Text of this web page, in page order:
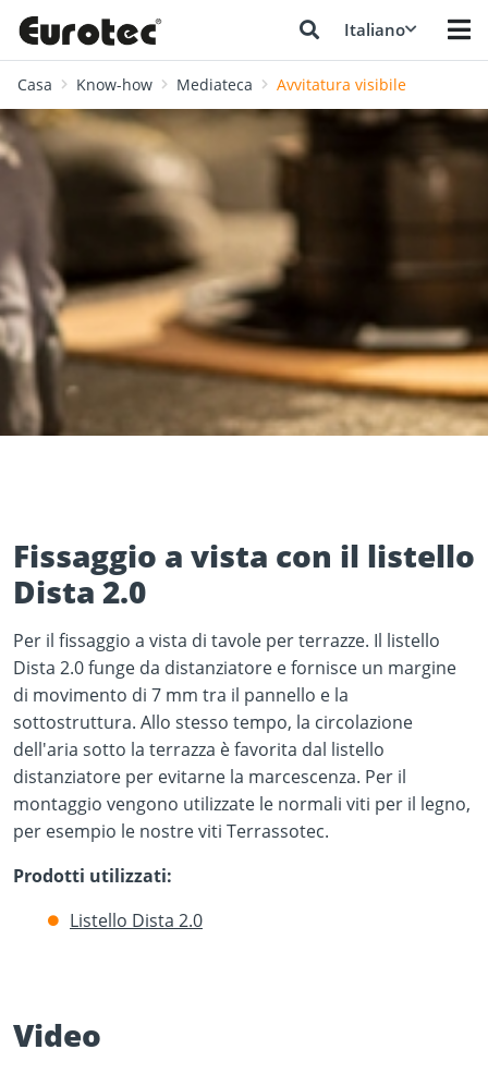
Italiano
Casa Know-how Mediateca Avvitatura visibile
Play Video
YouTube content loads after clicking.
Fissaggio a vista con il listello
Dista 2.0
Per il fissaggio a vista di tavole per terrazze. Il listello
Dista 2.0 funge da distanziatore e fornisce un margine
di movimento di 7 mm tra il pannello e la
sottostruttura. Allo stesso tempo, la circolazione
dell'aria sotto la terrazza è favorita dal listello
distanziatore per evitarne la marcescenza. Per il
montaggio vengono utilizzate le normali viti per il legno,
per esempio le nostre viti Terrassotec.
Prodotti utilizzati:
Listello Dista 2.0
Video